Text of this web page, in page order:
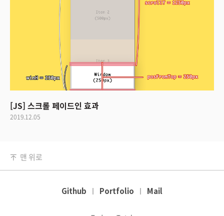
[JS] 스크롤 페이드인 효과
2019.12.05
맨 위로
Github Portfolio Mail